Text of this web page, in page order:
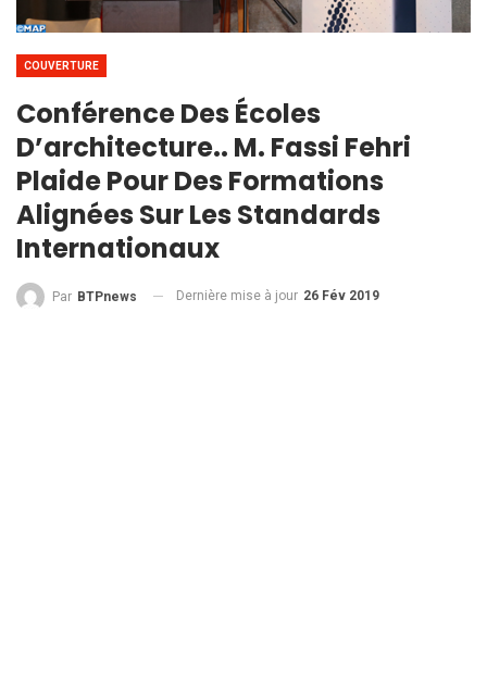
COUVERTURE
Conférence Des Écoles
D’architecture.. M. Fassi Fehri
Plaide Pour Des Formations
Alignées Sur Les Standards
Internationaux
Par BTPnews Dernière mise à jour 26 Fév 2019